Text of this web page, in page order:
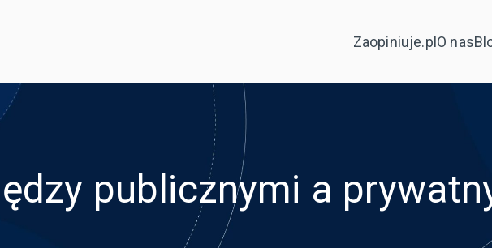
Zaopiniuje.plO nas
publicznymi a